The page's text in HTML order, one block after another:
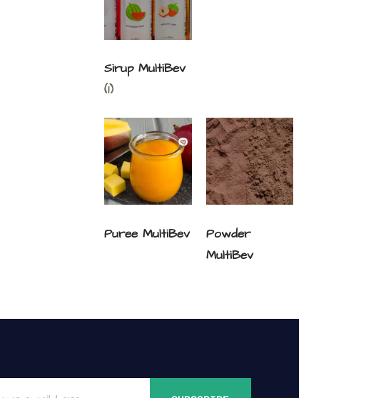
Sirup MultiBev
(1)
Puree MultiBev
Powder
MultiBev